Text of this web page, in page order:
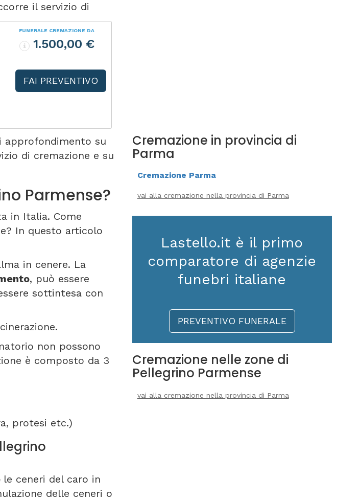
FUNERALE CREMAZIONE DA
1.500,00 €
FAI PREVENTIVO
il servizio di
approfondimento su
di cremazione e su
Parmense?
in Italia. Come
In questo articolo
in cenere. La
, può essere
sottintesa con
non possono
è composto da 3
protesi etc.)
le ceneri del caro in
delle ceneri o
Cremazione in provincia di
Parma
Cremazione Parma
vai alla cremazione nella provincia di Parma
Lastello.it è il primo
comparatore di agenzie
funebri italiane
PREVENTIVO FUNERALE
Cremazione nelle zone di
Pellegrino Parmense
vai alla cremazione nella provincia di Parma